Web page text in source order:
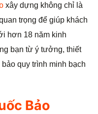
xây dựng không chỉ là
trọng để giúp khách
hơn 18 năm kinh
bạn từ ý tưởng, thiết
quy trình minh bạch
Bảo